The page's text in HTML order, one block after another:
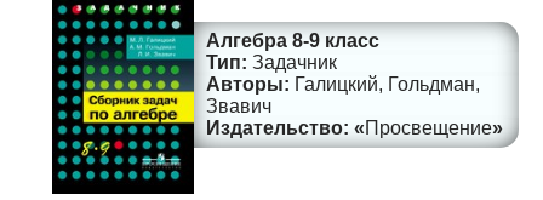
Алгебра 8-9 класс
Задачник
Галицкий, Гольдман,
Звавич
Просвещение